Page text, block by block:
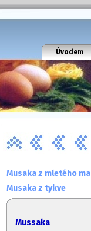
Úvodem
Musaka z mletého
Musaka z tykve
Mussaka